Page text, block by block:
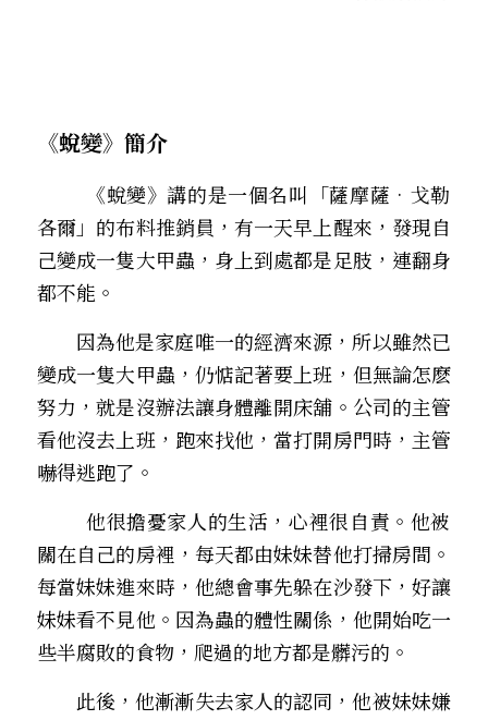
《蛻變》簡介
各爾」的布料推銷員，有一天早上醒來，發現自
己變成一隻大甲蟲，身上到處都是足肢，連翻身
都不能。
變成一隻大甲蟲，仍惦記著要上班，但無論怎麽
努力，就是沒辦法讓身體離開床舖。公司的主管
看他沒去上班，跑來找他，當打開房門時，主管
嚇得逃跑了。
關在自己的房裡，每天都由妹妹替他打掃房間。
每當妹妹進來時，他總會事先躲在沙發下，好讓
妹妹看不見他。因為蟲的體性關係，他開始吃一
些半腐敗的食物，爬過的地方都是髒污的。